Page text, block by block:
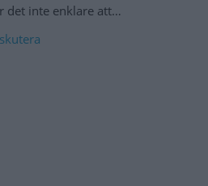
det inte enklare att…